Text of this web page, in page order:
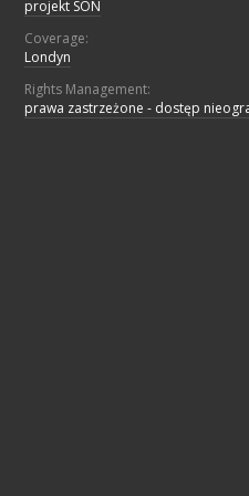
projekt SON
Coverage:
Londyn
Rights Management:
prawa zastrzeżone - dostęp